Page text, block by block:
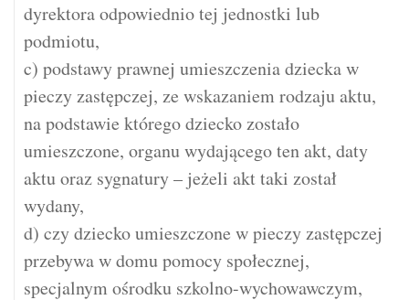
dyrektora odpowiednio tej jednostki lub
podmiotu,
c) podstawy prawnej umieszczenia dziecka w
pieczy zastępczej, ze wskazaniem rodzaju aktu,
na podstawie którego dziecko zostało
umieszczone, organu wydającego ten akt, daty
aktu oraz sygnatury – jeżeli akt taki został
wydany,
d) czy dziecko umieszczone w pieczy zastępczej
przebywa w domu pomocy społecznej,
specjalnym ośrodku szkolno-wychowawczym,